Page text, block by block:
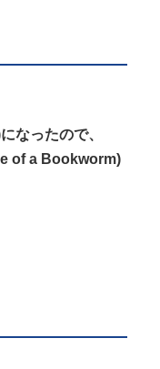
なったので、
of a Bookworm)